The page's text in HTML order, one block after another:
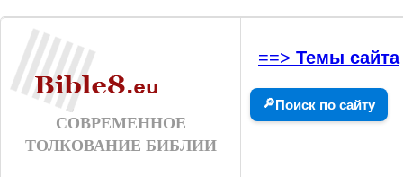
СОВРЕМЕННОЕ
ТОЛКОВАНИЕ БИБЛИИ
==> Темы сайта
🔎Поиск по сайту